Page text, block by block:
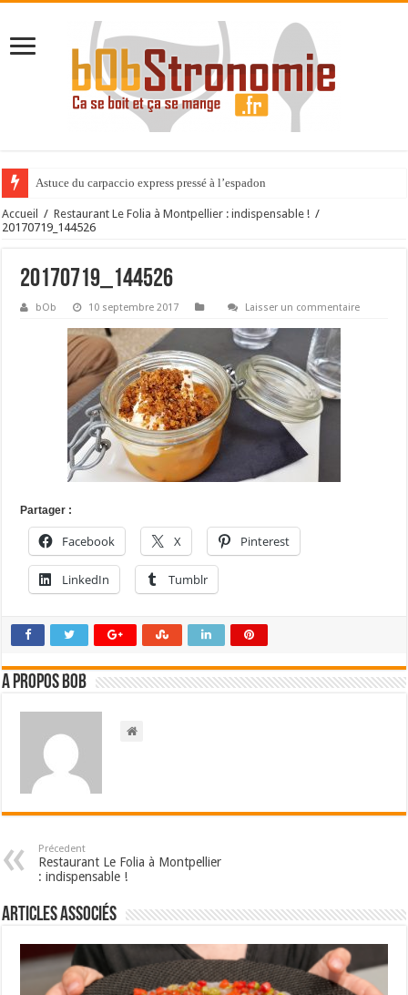
Astuce du carpaccio express pressé à l’espadon
Accueil / Restaurant Le Folia à Montpellier : indispensable ! /
20170719_144526
20170719_144526
bOb 10 septembre 2017 Laisser un commentaire
Partager :
Facebook X Pinterest
LinkedIn Tumblr
A propos bOb
Précedent
Restaurant Le Folia à Montpellier
: indispensable !
Articles associés